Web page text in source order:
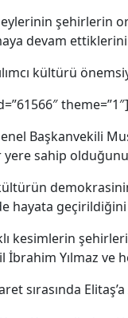
şehirlerin
devam
kültürü
theme=”1″]
Başkanvekili
sahip
kültürün
hayata geçirildiğini
kesimlerin
İbrahim Yılmaz ve
sırasında